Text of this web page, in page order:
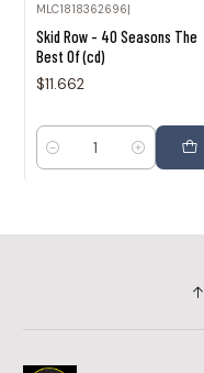
MLC1818362696|
Skid Row - 40 Seasons The
Best Of (cd)
$11.662
Cantidad